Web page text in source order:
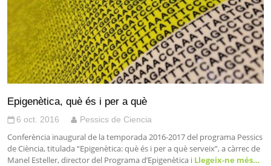
Epigenètica, què és i per a què
6 oct. 2016 Pessics de Ciencia
Conferència inaugural de la temporada 2016-2017 del programa Pessics
de Ciència, titulada “Epigenètica: què és i per a què serveix”, a càrrec de
Manel Esteller, director del Programa d’Epigenètica i Llegeix-ne més…